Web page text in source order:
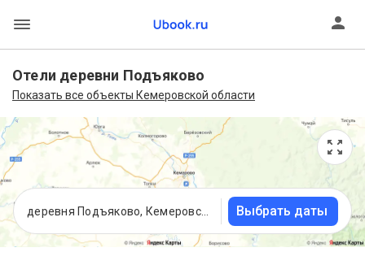
Отели деревни Подъяково
Показать все объекты Кемеровской области
деревня Подъяково, Кемеровская область Выбрать даты